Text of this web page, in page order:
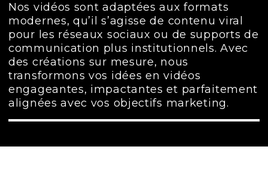
Nos vidéos sont adaptées aux formats
modernes, qu’il s’agisse de contenu viral
pour les réseaux sociaux ou de supports de
communication plus institutionnels. Avec
des créations sur mesure, nous
transformons vos idées en vidéos
engageantes, impactantes et parfaitement
alignées avec vos objectifs marketing.